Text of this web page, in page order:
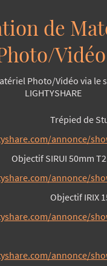
de
Vidéo
Photo/Vidéo via le
LIGHTYSHARE
Trépied de
annonce/
Objectif SIRUI 50mm
annonce/
Objectif IRIX
annonce/
annonce/